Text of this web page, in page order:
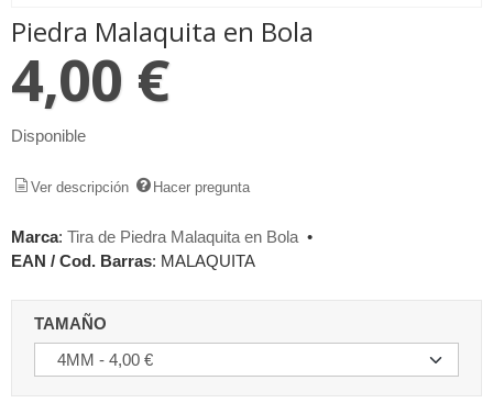
Piedra Malaquita en Bola
4,00 €
Disponible
Ver descripción Hacer pregunta
Marca: Tira de Piedra Malaquita en Bola •
EAN / Cod. Barras: MALAQUITA
TAMAÑO